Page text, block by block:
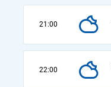
21:00
22:00